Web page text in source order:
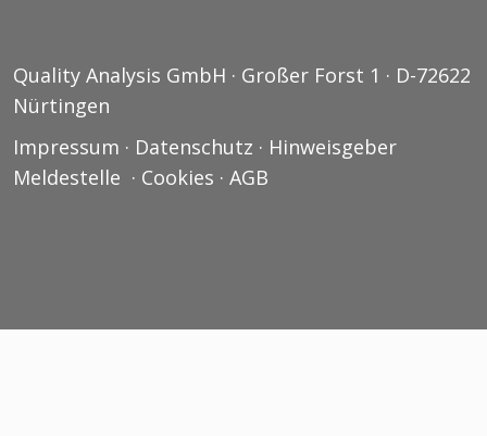
Quality Analysis GmbH · Großer Forst 1 · D-72622
Nürtingen
Impressum · Datenschutz · Hinweisgeber
Meldestelle · Cookies · AGB